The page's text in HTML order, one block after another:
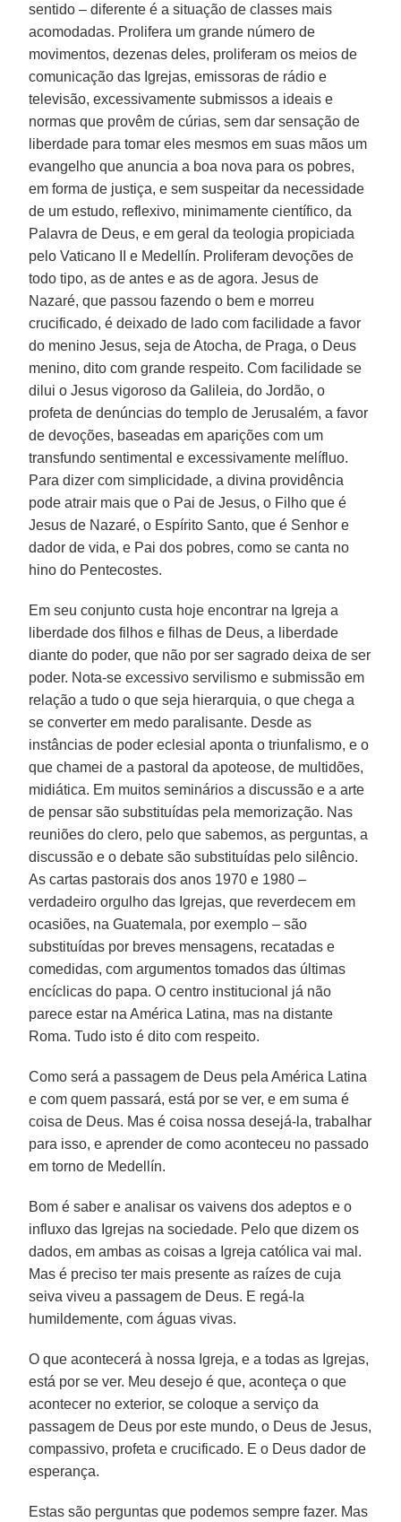
sentido – diferente é a situação de classes mais
acomodadas. Prolifera um grande número de
movimentos, dezenas deles, proliferam os meios de
comunicação das Igrejas, emissoras de rádio e
televisão, excessivamente submissos a ideais e
normas que provêm de cúrias, sem dar sensação de
liberdade para tomar eles mesmos em suas mãos um
evangelho que anuncia a boa nova para os pobres,
em forma de justiça, e sem suspeitar da necessidade
de um estudo, reflexivo, minimamente científico, da
Palavra de Deus, e em geral da teologia propiciada
pelo Vaticano II e Medellín. Proliferam devoções de
todo tipo, as de antes e as de agora. Jesus de
Nazaré, que passou fazendo o bem e morreu
crucificado, é deixado de lado com facilidade a favor
do menino Jesus, seja de Atocha, de Praga, o Deus
menino, dito com grande respeito. Com facilidade se
dilui o Jesus vigoroso da Galileia, do Jordão, o
profeta de denúncias do templo de Jerusalém, a favor
de devoções, baseadas em aparições com um
transfundo sentimental e excessivamente melífluo.
Para dizer com simplicidade, a divina providência
pode atrair mais que o Pai de Jesus, o Filho que é
Jesus de Nazaré, o Espírito Santo, que é Senhor e
dador de vida, e Pai dos pobres, como se canta no
hino do Pentecostes.
Em seu conjunto custa hoje encontrar na Igreja a
liberdade dos filhos e filhas de Deus, a liberdade
diante do poder, que não por ser sagrado deixa de ser
poder. Nota-se excessivo servilismo e submissão em
relação a tudo o que seja hierarquia, o que chega a
se converter em medo paralisante. Desde as
instâncias de poder eclesial aponta o triunfalismo, e o
que chamei de a pastoral da apoteose, de multidões,
midiática. Em muitos seminários a discussão e a arte
de pensar são substituídas pela memorização. Nas
reuniões do clero, pelo que sabemos, as perguntas, a
discussão e o debate são substituídas pelo silêncio.
As cartas pastorais dos anos 1970 e 1980 –
verdadeiro orgulho das Igrejas, que reverdecem em
ocasiões, na Guatemala, por exemplo – são
substituídas por breves mensagens, recatadas e
comedidas, com argumentos tomados das últimas
encíclicas do papa. O centro institucional já não
parece estar na América Latina, mas na distante
Roma. Tudo isto é dito com respeito.
Como será a passagem de Deus pela América Latina
e com quem passará, está por se ver, e em suma é
coisa de Deus. Mas é coisa nossa desejá-la, trabalhar
para isso, e aprender de como aconteceu no passado
em torno de Medellín.
Bom é saber e analisar os vaivens dos adeptos e o
influxo das Igrejas na sociedade. Pelo que dizem os
dados, em ambas as coisas a Igreja católica vai mal.
Mas é preciso ter mais presente as raízes de cuja
seiva viveu a passagem de Deus. E regá-la
humildemente, com águas vivas.
O que acontecerá à nossa Igreja, e a todas as Igrejas,
está por se ver. Meu desejo é que, aconteça o que
acontecer no exterior, se coloque a serviço da
passagem de Deus por este mundo, o Deus de Jesus,
compassivo, profeta e crucificado. E o Deus dador de
esperança.
Estas são perguntas que podemos sempre fazer. Mas